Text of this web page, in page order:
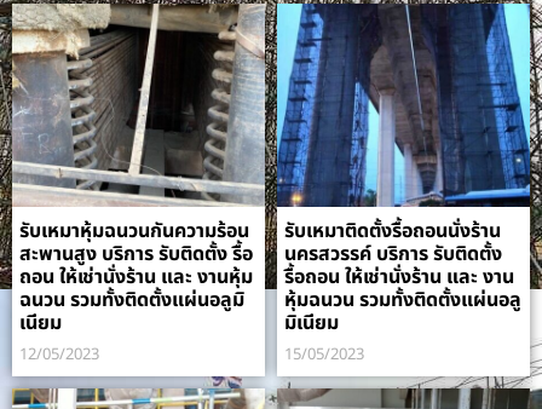
รับเหมาหุ้มฉนวนกันความร้อน
สะพานสูง บริการ รับติดตั้ง รื้อ
ถอน ให้เช่านั่งร้าน และ งานหุ้ม
ฉนวน รวมทั้งติดตั้งแผ่นอลูมิ
เนียม
12/05/2023
รับเหมาติดตั้งรื้อถอนนั่งร้าน
นครสวรรค์ บริการ รับติดตั้ง
รื้อถอน ให้เช่านั่งร้าน และ งาน
หุ้มฉนวน รวมทั้งติดตั้งแผ่นอลู
มิเนียม
15/05/2023